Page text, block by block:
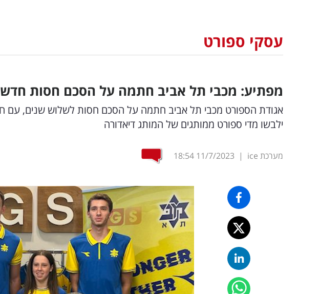
עסקי ספורט
מפתיע: מכבי תל אביב חתמה על הסכם חסות חדש
ילבשו מדי ספורט ממותגים של המותג דיאדורה
מערכת ice |
11/7/2023
18:54